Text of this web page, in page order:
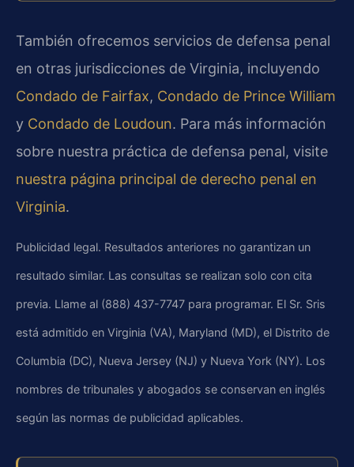
También ofrecemos servicios de defensa penal
en otras jurisdicciones de Virginia, incluyendo
Condado de Fairfax, Condado de Prince William
y Condado de Loudoun. Para más información
sobre nuestra práctica de defensa penal, visite
nuestra página principal de derecho penal en
Virginia.
Publicidad legal. Resultados anteriores no garantizan un
resultado similar. Las consultas se realizan solo con cita
previa. Llame al (888) 437-7747 para programar. El Sr. Sris
está admitido en Virginia (VA), Maryland (MD), el Distrito de
Columbia (DC), Nueva Jersey (NJ) y Nueva York (NY). Los
nombres de tribunales y abogados se conservan en inglés
según las normas de publicidad aplicables.